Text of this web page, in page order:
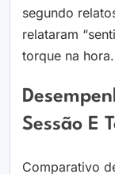
segundo
relataram
torque na hora.
Sessão E
Comparativo